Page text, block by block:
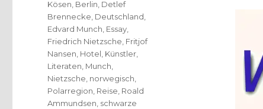
Kösen Berlin Detlef
Brennecke Deutschland
Edvard Munch Essay
Friedrich Nietzsche Fritjof
Nansen Hotel Künstler
Literaten Munch
Nietzsche norwegisch
Polarregion Reise Roald
Ammundsen schwarze